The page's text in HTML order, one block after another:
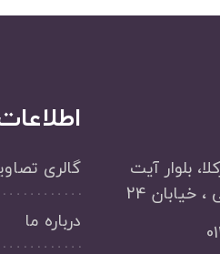
بلوار آیت
خیابان 24
گالری
درباره ما